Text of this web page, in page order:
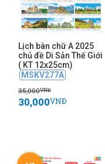
Lịch bàn chữ A 2025
chủ đề Di Sản Thế Giới
( KT 12x25cm)
MSKV277A
35,000VNĐ
30,000VNĐ